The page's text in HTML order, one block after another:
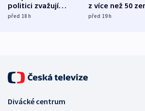
politici zvažují
dohodu o
před 18h
z více než 50
Bojovali na
před 19h
Divácké centrum